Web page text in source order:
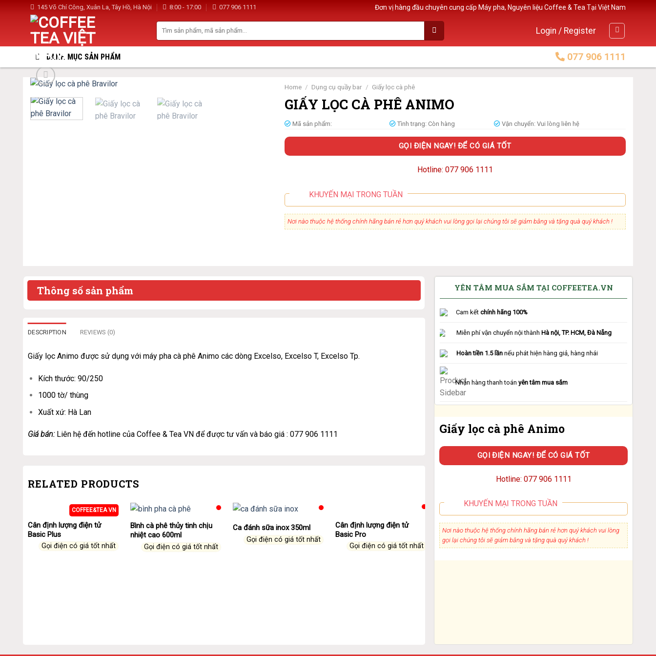
145 Võ Chí Công, Xuân La, Tây Hồ, Hà Nội 8:00 - 17:00 077 906 1111 Đơn vị hàng đầu chuyên cung cấp Máy pha, Nguyên liệu Coffee & Tea Tại Việt Nam
Search
for:
Login / Register
DANH MỤC SẢN PHẨM 077 906 1111
Home / Dụng cụ quầy bar / Giấy lọc cà phê
GIẤY LỌC CÀ PHÊ ANIMO
Mã sản phẩm: Tình trạng: Còn hàng Vận chuyển: Vui lòng liên hệ
GỌI ĐIỆN NGAY! ĐỂ CÓ GIÁ TỐT
Hotline: 077 906 1111
KHUYẾN MẠI TRONG TUẦN
Nơi nào thuộc hệ thống chính hãng bán rẻ hơn quý khách vui lòng gọi lại chúng tôi sẽ giảm bằng và tặng quà quý khách !
Thông số sản phẩm
DESCRIPTION REVIEWS (0)
Giấy lọc Animo được sử dụng với máy pha cà phê Animo các dòng Excelso, Excelso T, Excelso Tp.
Kích thước: 90/250
1000 tờ/ thùng
Xuất xứ: Hà Lan
Giá bán:Liên hệ đến hotline của Coffee & Tea VN để được tư vấn và báo giá : 077 906 1111
RELATED PRODUCTS
COFFEE&TEA VN
Cân định lượng điện tử
Basic Plus
Gọi điện có giá tốt nhất
Bình cà phê thủy tinh chịu
nhiệt cao 600ml
Gọi điện có giá tốt nhất
Ca đánh sữa inox 350ml
Gọi điện có giá tốt nhất
Cân định lượng điện tử
Basic Pro
Gọi điện có giá tốt nhất
Ca đánh sữa inox 600ml
180,000₫
Gọi điện có giá tốt nhất
YÊN TÂM MUA SẮM TẠI COFFEETEA.VN
Cam kết chính hãng 100%
Miễn phí vận chuyển nội thành Hà nội, TP. HCM, Đà Nẵng
Hoàn tiền 1.5 lần nếu phát hiện hàng giả, hàng nhái
Nhận hàng thanh toán yên tâm mua sắm
Giấy lọc cà phê Animo
GỌI ĐIỆN NGAY! ĐỂ CÓ GIÁ TỐT
Hotline: 077 906 1111
KHUYẾN MẠI TRONG TUẦN
Nơi nào thuộc hệ thống chính hãng bán rẻ hơn quý khách vui lòng
gọi lại chúng tôi sẽ giảm bằng và tặng quà quý khách !